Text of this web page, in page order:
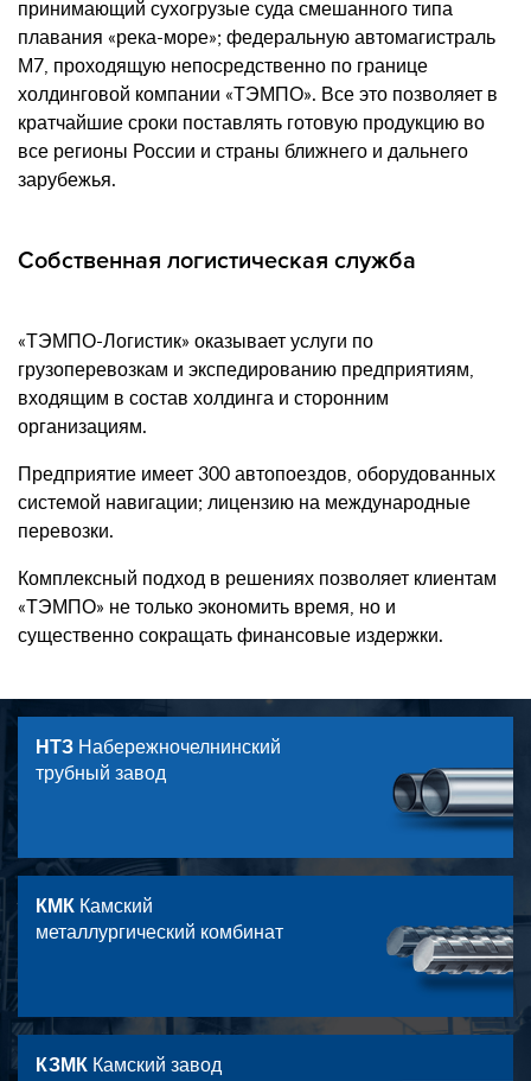
принимающий сухогрузые суда смешанного типа
плавания «река-море»; федеральную автомагистраль
М7, проходящую непосредственно по границе
холдинговой компании «ТЭМПО». Все это позволяет в
кратчайшие сроки поставлять готовую продукцию во
все регионы России и страны ближнего и дальнего
зарубежья.
Собственная логистическая служба
«ТЭМПО-Логистик» оказывает услуги по
грузоперевозкам и экспедированию предприятиям,
входящим в состав холдинга и сторонним
организациям.
Предприятие имеет 300 автопоездов, оборудованных
системой навигации; лицензию на международные
перевозки.
Комплексный подход в решениях позволяет клиентам
«ТЭМПО» не только экономить время, но и
существенно сокращать финансовые издержки.
НТЗ Набережночелнинский
трубный завод
КМК Камский
металлургический комбинат
КЗМК Камский завод